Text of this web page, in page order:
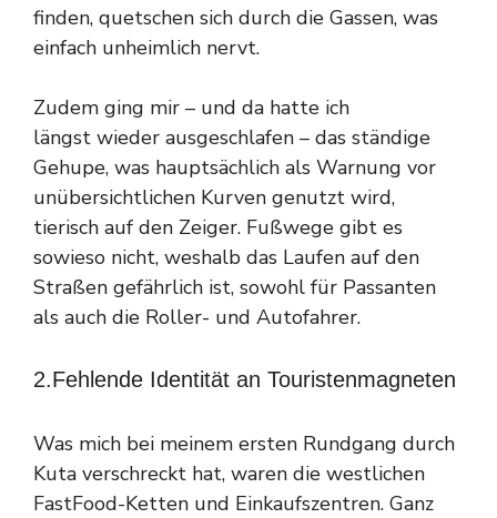
finden, quetschen sich durch die Gassen, was
einfach unheimlich nervt.
Zudem ging mir – und da hatte ich
längst wieder ausgeschlafen – das ständige
Gehupe, was hauptsächlich als Warnung vor
unübersichtlichen Kurven genutzt wird,
tierisch auf den Zeiger. Fußwege gibt es
sowieso nicht, weshalb das Laufen auf den
Straßen gefährlich ist, sowohl für Passanten
als auch die Roller- und Autofahrer.
2.Fehlende Identität an Touristenmagneten
Was mich bei meinem ersten Rundgang durch
Kuta verschreckt hat, waren die westlichen
FastFood-Ketten und Einkaufszentren. Ganz